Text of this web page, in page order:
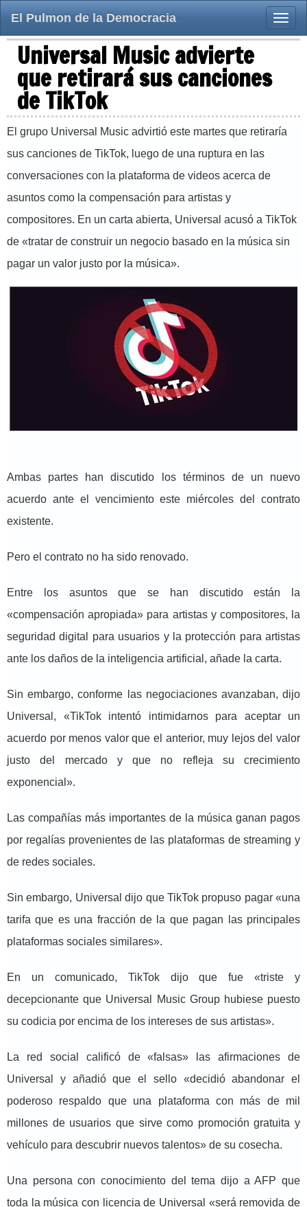
Toggle
El Pulmon de la Democracia
Universal Music advierte
que retirará sus canciones
de TikTok
El grupo Universal Music advirtió este martes que retiraría
sus canciones de TikTok, luego de una ruptura en las
conversaciones con la plataforma de videos acerca de
asuntos como la compensación para artistas y
compositores. En un carta abierta, Universal acusó a TikTok
de «tratar de construir un negocio basado en la música sin
pagar un valor justo por la música».
Ambas partes han discutido los términos de un nuevo
acuerdo ante el vencimiento este miércoles del contrato
existente.
Pero el contrato no ha sido renovado.
Entre los asuntos que se han discutido están la
«compensación apropiada» para artistas y compositores, la
seguridad digital para usuarios y la protección para artistas
ante los daños de la inteligencia artificial, añade la carta.
Sin embargo, conforme las negociaciones avanzaban, dijo
Universal, «TikTok intentó intimidarnos para aceptar un
acuerdo por menos valor que el anterior, muy lejos del valor
justo del mercado y que no refleja su crecimiento
exponencial».
Las compañías más importantes de la música ganan pagos
por regalías provenientes de las plataformas de streaming y
de redes sociales.
Sin embargo, Universal dijo que TikTok propuso pagar «una
tarifa que es una fracción de la que pagan las principales
plataformas sociales similares».
En un comunicado, TikTok dijo que fue «triste y
decepcionante que Universal Music Group hubiese puesto
su codicia por encima de los intereses de sus artistas».
La red social calificó de «falsas» las afirmaciones de
Universal y añadió que el sello «decidió abandonar el
poderoso respaldo que una plataforma con más de mil
millones de usuarios que sirve como promoción gratuita y
vehículo para descubrir nuevos talentos» de su cosecha.
Una persona con conocimiento del tema dijo a AFP que
toda la música con licencia de Universal «será removida de